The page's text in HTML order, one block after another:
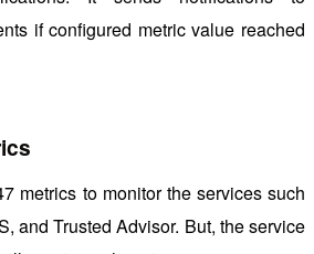
if configured metric value reached
metrics to monitor the services such
and Trusted Advisor. But, the service